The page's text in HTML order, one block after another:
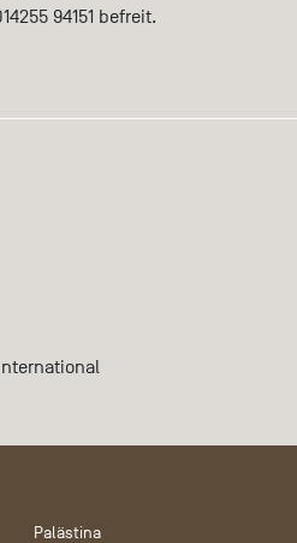
94151 befreit.
Palästina